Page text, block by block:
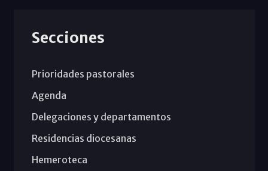
Secciones
Prioridades pastorales
Agenda
Delegaciones y departamentos
Residencias diocesanas
Hemeroteca